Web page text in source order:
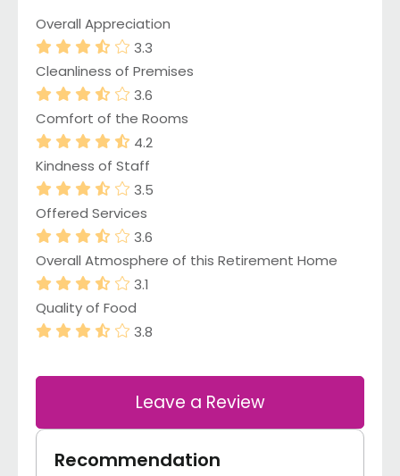
Overall Appreciation
3.3
Cleanliness of Premises
3.6
Comfort of the Rooms
4.2
Kindness of Staff
3.5
Offered Services
3.6
Overall Atmosphere of this Retirement Home
3.1
Quality of Food
3.8
Leave a Review
Recommendation